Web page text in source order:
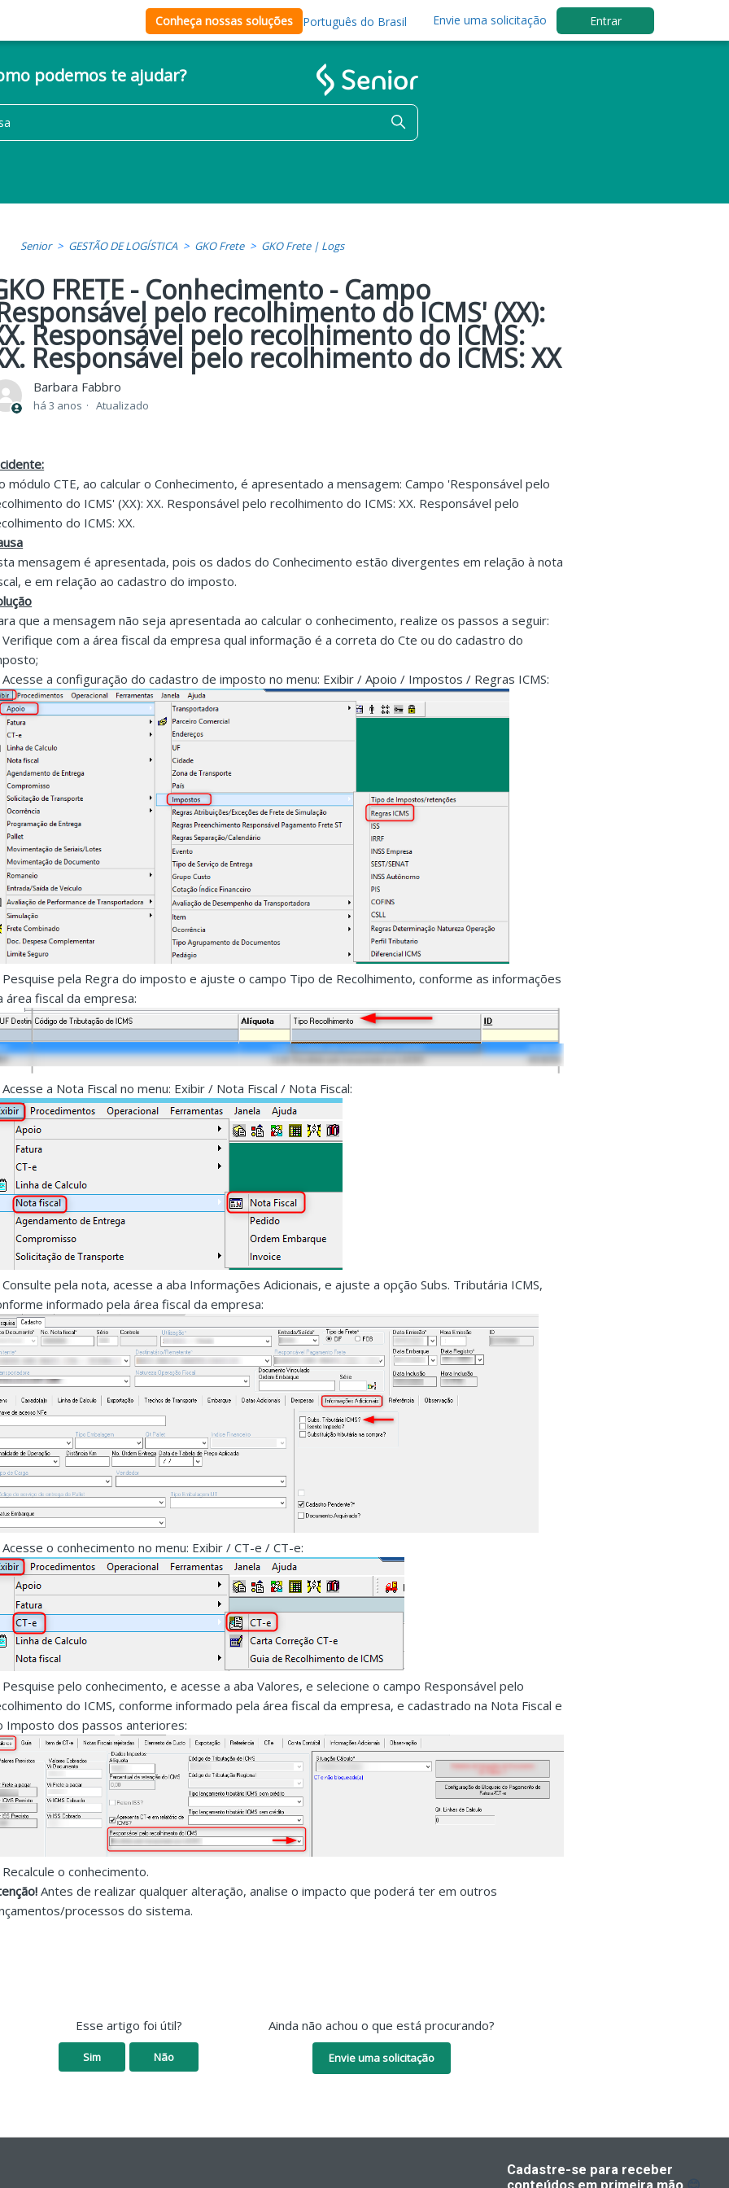
Conheça nossas soluções Português do Brasil Envie uma solicitação Entrar
podemos te ajudar?
Senior GESTÃO DE LOGÍSTICA GKO Frete GKO Frete | Logs
FRETE - Conhecimento - Campo
pelo recolhimento do ICMS' (XX):
Responsável pelo recolhimento do ICMS:
Responsável pelo recolhimento do ICMS: XX
Barbara Fabbro
há 3 anos Atualizado
módulo CTE, ao calcular o Conhecimento, é apresentado a mensagem: Campo 'Responsável pelo
do ICMS' (XX): XX. Responsável pelo recolhimento do ICMS: XX. Responsável pelo
do ICMS: XX.
mensagem é apresentada, pois os dados do Conhecimento estão divergentes em relação à nota
e em relação ao cadastro do imposto.
que a mensagem não seja apresentada ao calcular o conhecimento, realize os passos a seguir:
Verifique com a área fiscal da empresa qual informação é a correta do Cte ou do cadastro do
Acesse a configuração do cadastro de imposto no menu: Exibir / Apoio / Impostos / Regras ICMS:
Pesquise pela Regra do imposto e ajuste o campo Tipo de Recolhimento, conforme as informações
área fiscal da empresa:
Acesse a Nota Fiscal no menu: Exibir / Nota Fiscal / Nota Fiscal:
Consulte pela nota, acesse a aba Informações Adicionais, e ajuste a opção Subs. Tributária ICMS,
informado pela área fiscal da empresa:
Acesse o conhecimento no menu: Exibir / CT-e / CT-e:
Pesquise pelo conhecimento, e acesse a aba Valores, e selecione o campo Responsável pelo
do ICMS, conforme informado pela área fiscal da empresa, e cadastrado na Nota Fiscal e
Imposto dos passos anteriores:
Recalcule o conhecimento.
Antes de realizar qualquer alteração, analise o impacto que poderá ter em outros
processos do sistema.
Esse artigo foi útil?
Sim Não
Ainda não achou o que está procurando?
Envie uma solicitação